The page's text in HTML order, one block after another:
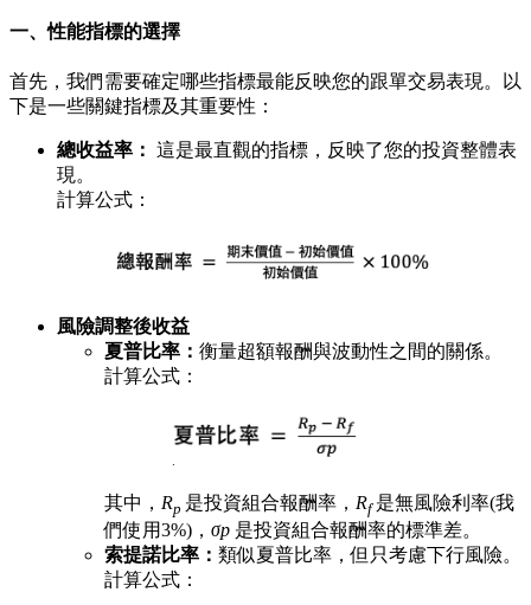
一、性能指標的選擇
首先，我們需要確定哪些指標最能反映您的跟單交易表現。以
下是一些關鍵指標及其重要性：
總收益率： 這是最直觀的指標，反映了您的投資整體表
現。
計算公式：
風險調整後收益
夏普比率： 衡量超額報酬與波動性之間的關係。
計算公式：
其中， Rp 是投資組合報酬率， Rf 是無風險利率(我
們使用3%)， σp 是投資組合報酬率的標準差。
索提諾比率： 類似夏普比率，但只考慮下行風險。
計算公式：